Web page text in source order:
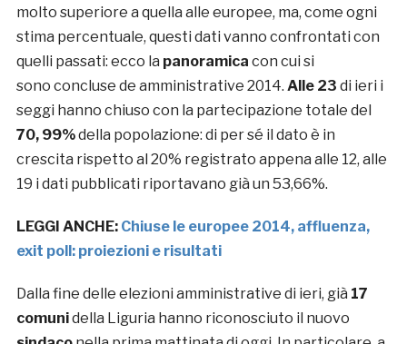
molto superiore a quella alle europee, ma, come ogni
stima percentuale, questi dati vanno confrontati con
quelli passati: ecco la panoramica con cui si
sono concluse de amministrative 2014. Alle 23 di ieri i
seggi hanno chiuso con la partecipazione totale del
70, 99%della popolazione: di per sé il dato è in
crescita rispetto al 20% registrato appena alle 12, alle
19 i dati pubblicati riportavano già un 53,66%.
LEGGI ANCHE: Chiuse le europee 2014, affluenza,
exit poll: proiezioni e risultati
Dalla fine delle elezioni amministrative di ieri, già 17
comunidella Liguria hanno riconosciuto il nuovo